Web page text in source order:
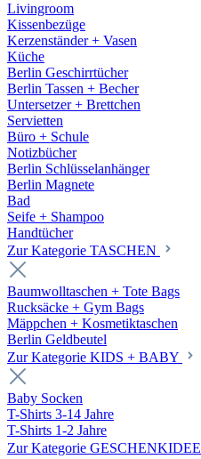
Livingroom
Kissenbezüge
Kerzenständer + Vasen
Küche
Berlin Geschirrtücher
Berlin Tassen + Becher
Untersetzer + Brettchen
Servietten
Büro + Schule
Notizbücher
Berlin Schlüsselanhänger
Berlin Magnete
Bad
Seife + Shampoo
Handtücher
Zur Kategorie TASCHEN
Baumwolltaschen + Tote Bags
Rucksäcke + Gym Bags
Mäppchen + Kosmetiktaschen
Berlin Geldbeutel
Zur Kategorie KIDS + BABY
Baby Socken
T-Shirts 3-14 Jahre
T-Shirts 1-2 Jahre
Zur Kategorie GESCHENKIDEE